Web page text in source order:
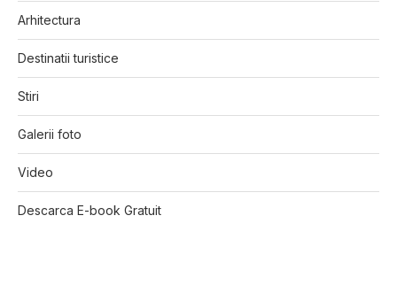
Arhitectura
Destinatii turistice
Stiri
Galerii foto
Video
Descarca E-book Gratuit